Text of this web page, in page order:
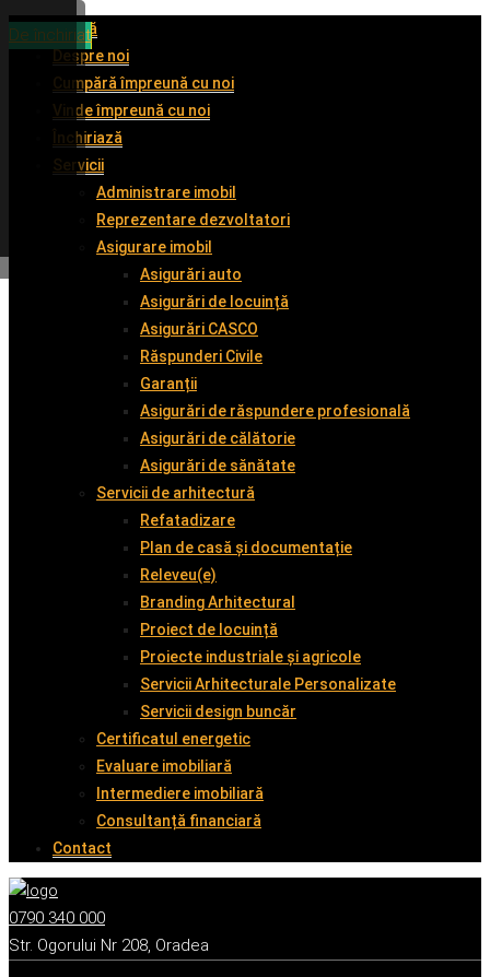
Acasă
Despre noi
Cumpără împreună cu noi
Vinde împreună cu noi
Închiriază
Servicii
Administrare imobil
Reprezentare dezvoltatori
Asigurare imobil
Asigurări auto
Asigurări de locuință
Asigurări CASCO
Răspunderi Civile
Garanții
Asigurări de răspundere profesională
Asigurări de călătorie
Asigurări de sănătate
Servicii de arhitectură
Refatadizare
Plan de casă și documentație
Releveu(e)
Branding Arhitectural
Proiect de locuință
Proiecte industriale și agricole
Servicii Arhitecturale Personalizate
Servicii design buncăr
Certificatul energetic
Evaluare imobiliară
Intermediere imobiliară
Consultanță financiară
Contact
0790 340 000
Str. Ogorului Nr 208, Oradea
De închiriat
De închiriat
De vânzare
De închiriat